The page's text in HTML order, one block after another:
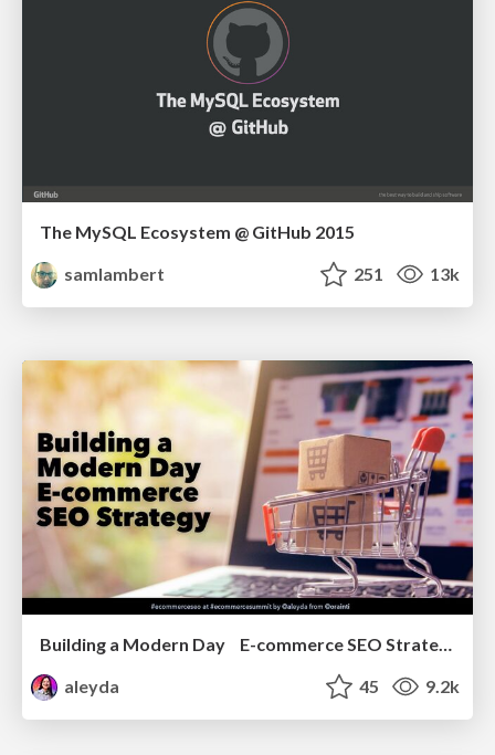
The MySQL Ecosystem @ GitHub 2015
samlambert
251 13k
Building a Modern Day E-commerce SEO Strategy
aleyda
45 9.2k